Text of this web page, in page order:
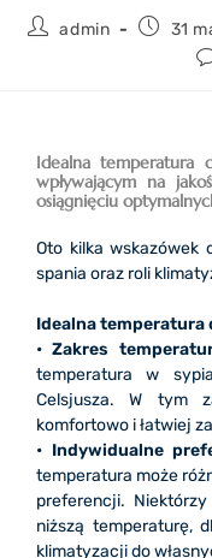
admin 31
Idealna temperatura
wpływającym na
osiągnięciu
Oto kilka wskazówek
spania oraz roli
Idealna temperatura
• Zakres
temperatura w
Celsjusza. W tym
komfortowo i łatwiej
• Indywidualne
temperatura może
preferencji.
niższą temperaturę,
klimatyzacji do